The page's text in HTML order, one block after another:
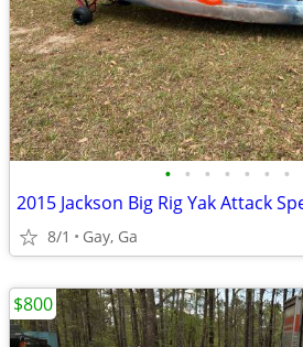
• • • • • • •
8/1 Gay, Ga
$800